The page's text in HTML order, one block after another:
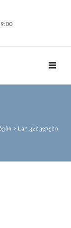
> Lan კაბელები